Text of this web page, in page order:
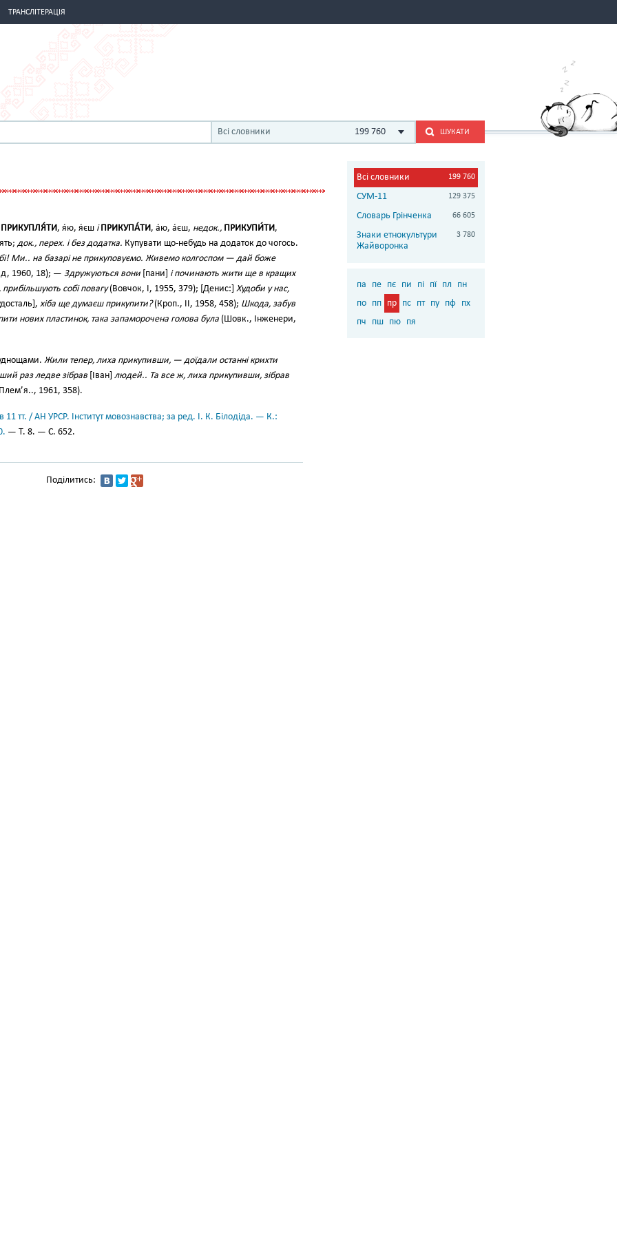
ТРАНСЛІТЕРАЦІЯ
Всі словники 199 760 ШУКАТИ
ПРИКУПЛЯ́ТИ, я́ю, я́єш і ПРИКУПА́ТИ, а́ю, а́єш, недок., ПРИКУПИ́ТИ,
док., перех. і без додатка. Купувати що-небудь на додаток до чогось.
Ми.. на базарі не прикуповуємо. Живемо колгоспом — дай боже
1960, 18); — Здружуються вони [пани] і починають жити ще в кращих
собі повагу(Вовчок, І, 1955, 379); [Денис:] Худоби у нас,
хіба ще думаєш прикупити?(Кроп., II, 1958, 458); Шкода, забув
нових пластинок, така запаморочена голова була (Шовк., Інженери,
Жили тепер, лиха прикупивши, — доїдали останні крихти
раз ледве зібрав [Іван] людей.. Та все ж, лиха прикупивши, зібрав
1961, 358).
11 тт. / АН УРСР. Інститут мовознавства; за ред. І. К. Білодіда. — К.:
— Т. 8. — С. 652.
Поділитись:
Всі словники 199 760
СУМ-11 129 375
Словарь Грінченка 66 605
Знаки етнокультури
Жайворонка
3 780
па пе пє пи пі пї пл
пн
по пп пр пс пт пу пф пх
пч
пш пю пя